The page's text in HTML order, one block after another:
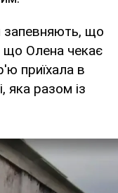
запевняють, що
що Олена чекає
приїхала в
яка разом із